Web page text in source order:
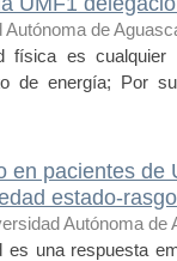
Autónoma de
física es
de energía; Por
en pacientes de
estado-
Autónoma de
una respuesta